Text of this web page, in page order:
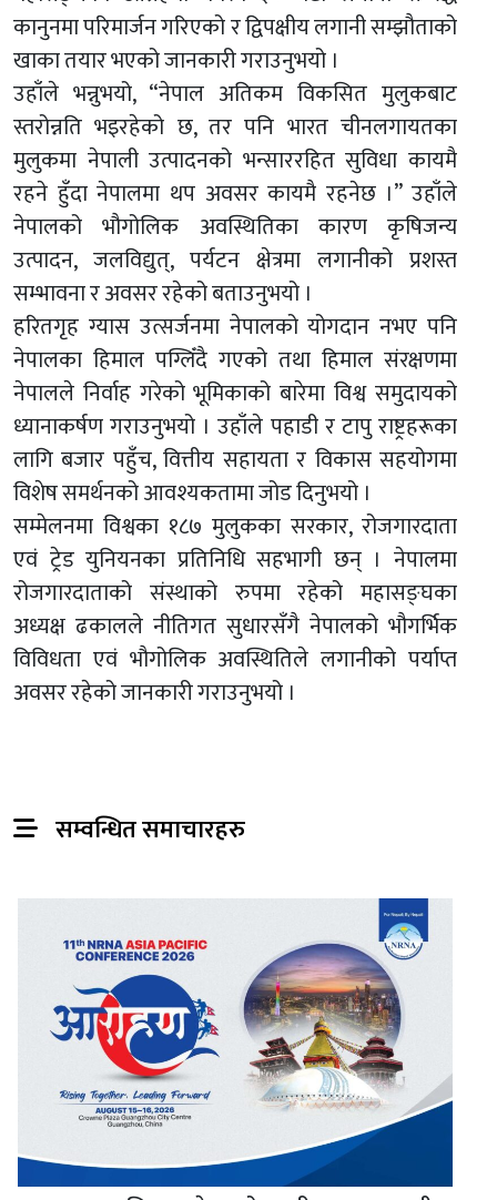
कानुनमा परिमार्जन गरिएको र द्विपक्षीय लगानी सम्झौताको
खाका तयार भएको जानकारी गराउनुभयो ।
उहाँले भन्नुभयो, “नेपाल अतिकम विकसित मुलुकबाट
स्तरोन्नति भइरहेको छ, तर पनि भारत चीनलगायतका
मुलुकमा नेपाली उत्पादनको भन्साररहित सुविधा कायमै
रहने हुँदा नेपालमा थप अवसर कायमै रहनेछ ।” उहाँले
नेपालको भौगोलिक अवस्थितिका कारण कृषिजन्य
उत्पादन, जलविद्युत्, पर्यटन क्षेत्रमा लगानीको प्रशस्त
सम्भावना र अवसर रहेको बताउनुभयो ।
हरितगृह ग्यास उत्सर्जनमा नेपालको योगदान नभए पनि
नेपालका हिमाल पग्लिँदै गएको तथा हिमाल संरक्षणमा
नेपालले निर्वाह गरेको भूमिकाको बारेमा विश्व समुदायको
ध्यानाकर्षण गराउनुभयो । उहाँले पहाडी र टापु राष्ट्रहरूका
लागि बजार पहुँच, वित्तीय सहायता र विकास सहयोगमा
विशेष समर्थनको आवश्यकतामा जोड दिनुभयो ।
सम्मेलनमा विश्वका १८७ मुलुकका सरकार, रोजगारदाता
एवं ट्रेड युनियनका प्रतिनिधि सहभागी छन् । नेपालमा
रोजगारदाताको संस्थाको रुपमा रहेको महासङ्घका
अध्यक्ष ढकालले नीतिगत सुधारसँगै नेपालको भौगर्भिक
विविधता एवं भौगोलिक अवस्थितिले लगानीको पर्याप्त
अवसर रहेको जानकारी गराउनुभयो ।
सम्वन्धित समाचारहरु